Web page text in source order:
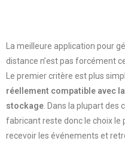
La meilleure application pour
distance n’est pas forcément
Le premier critère est plus
réellement compatible avec
stockage . Dans la plupart des
fabricant reste donc le choix le
recevoir les événements et